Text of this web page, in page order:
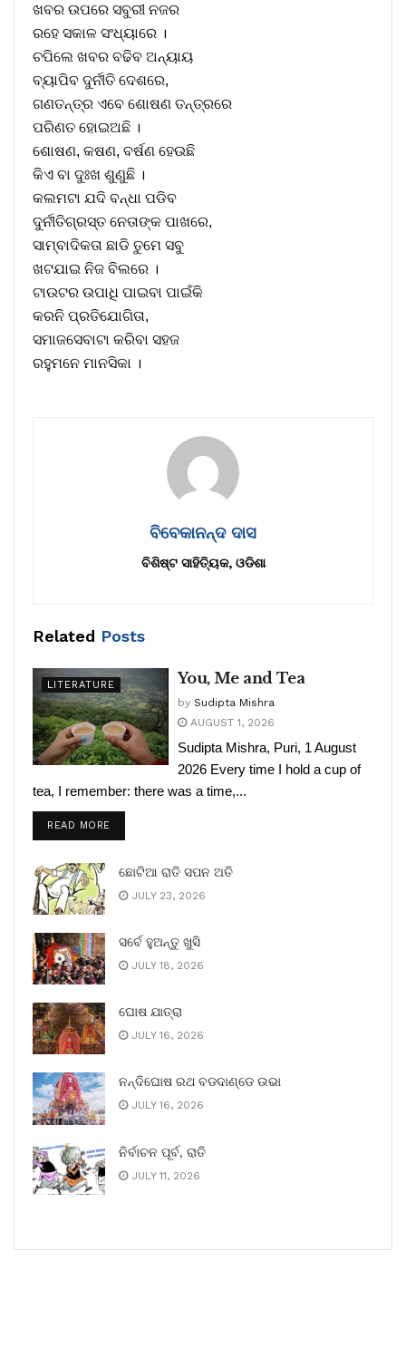
ଖବର ଉପରେ ସବୁରୀ ନଜର
ରହେ ସକାଳ ସଂଧ୍ୟାରେ ।
ଚପିଲେ ଖବର ବଢିବ ଅନ୍ୟାୟ
ବ୍ୟାପିବ ଦୁର୍ନୀତି ଦେଶରେ,
ଗଣତନ୍ତ୍ର ଏବେ ଶୋଷଣ ତନ୍ତ୍ରରେ
ପରିଣତ ହୋଇଅଛି ।
ଶୋଷଣ, କଷଣ, ବର୍ଷଣ ହେଉଛି
କିଏ ବା ଦୁଃଖ ଶୁଣୁଛି ।
କଲମଟା ଯଦି ବନ୍ଧା ପଡିବ
ଦୁର୍ନୀତିଗ୍ରସ୍ତ ନେତାଙ୍କ ପାଖରେ,
ସାମ୍ବାଦିକତା ଛାଡି ତୁମେ ସବୁ
ଖଟଯାଇ ନିଜ ବିଲରେ ।
ଟାଉଟର ଉପାଧି ପାଇବା ପାଇଁକି
କରନି ପ୍ରତିଯୋଗିତା,
ସମାଜସେବାଟା କରିବା ସହଜ
ରହୁମନେ ମାନସିକା ।
ବିବେକାନନ୍ଦ ଦାସ
ବିଶିଷ୍ଟ ସାହିତ୍ୟିକ, ଓଡିଶା
Related Posts
LITERATURE You, Me and Tea
by Sudipta Mishra
AUGUST 1, 2026
Sudipta Mishra, Puri, 1 August
2026 Every time I hold a cup of
tea, I remember: there was a time,...
READ MORE
ଛୋଟିଆ ରାତି ସପନ ଅତି
JULY 23, 2026
ସର୍ବେ ହୁଅନ୍ତୁ ଖୁସି
JULY 18, 2026
ଘୋଷ ଯାତ୍ରା
JULY 16, 2026
ନନ୍ଦିଘୋଷ ରଥ ବଡଦାଣ୍ଡେ ଉଭା
JULY 16, 2026
ନିର୍ବାଚନ ପୂର୍ବ, ରାତି
JULY 11, 2026